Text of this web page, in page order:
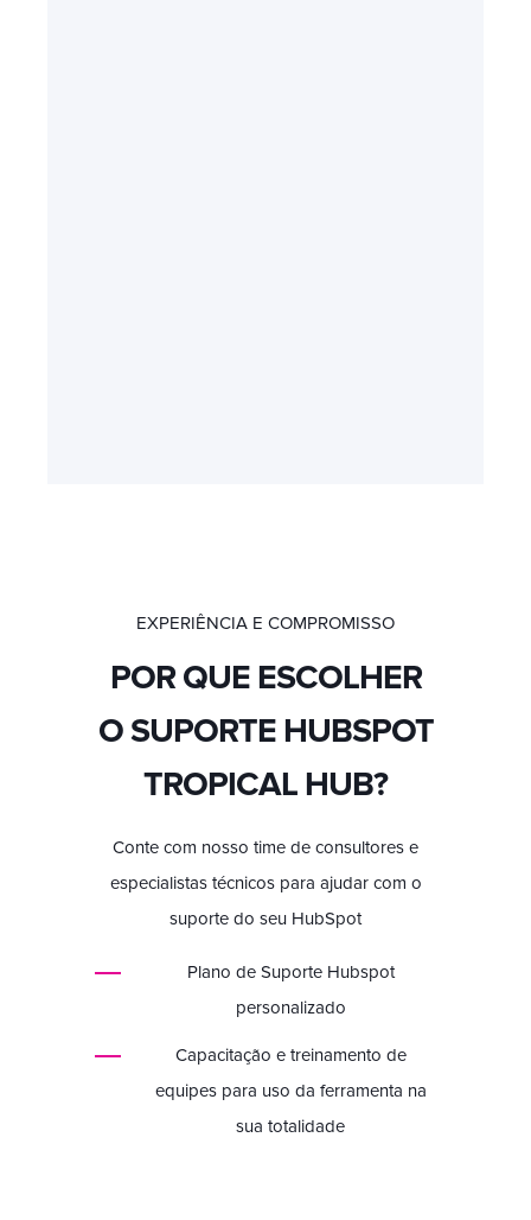
EXPERIÊNCIA E COMPROMISSO
POR QUE ESCOLHER
O SUPORTE HUBSPOT
TROPICAL HUB?
Conte com nosso time de consultores e
especialistas técnicos para ajudar com o
suporte do seu HubSpot
Plano de Suporte Hubspot
personalizado
Capacitação e treinamento de
equipes para uso da ferramenta na
sua totalidade